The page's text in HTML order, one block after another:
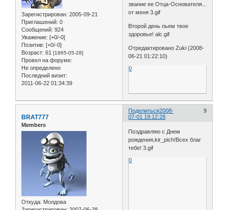
Зарегистрирован: 2005-09-21
Приглашений: 0
Сообщений: 924
Уважение: [+0/-0]
Позитив: [+0/-0]
Возраст: 61 [1965-05-28]
Провел на форуме:
Не определено
Последний визит:
2011-06-22 01:34:39
звание ее Отца-Основателя...
от меня 3.gif
Второй день пьем твое
здоровье! alc.gif
Отредактировано Zuki (2008-
06-21 01:22:10)
0
Поделиться 9
2008-
07-01 19:12:28
BRAT777
Members
Откуда: Молдова
Поздравляю с Днем
рождения,kir_pich!Всех благ
тебе! 3.gif
0